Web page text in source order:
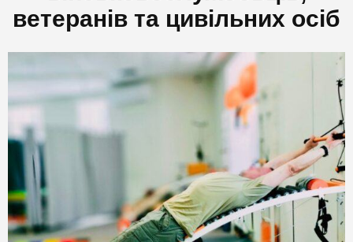
ветеранів та цивільних осіб